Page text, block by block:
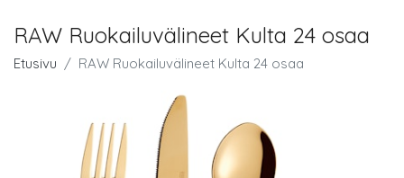
RAW Ruokailuvälineet Kulta 24 osaa
Etusivu RAW Ruokailuvälineet Kulta 24 osaa